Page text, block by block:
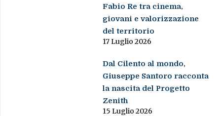
Fabio Re tra cinema,
giovani e valorizzazione
del territorio
17 Luglio 2026
Dal Cilento al mondo,
Giuseppe Santoro racconta
la nascita del Progetto
Zenith
15 Luglio 2026